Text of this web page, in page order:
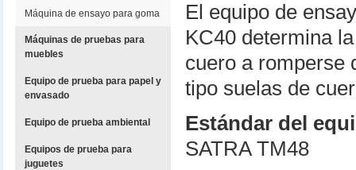
Máquina de ensayo para goma
Máquinas de pruebas para
muebles
Equipo de prueba para papel y
envasado
Equipo de prueba ambiental
Equipos de prueba para
juguetes
El equipo de
KC40 determina
cuero a romperse
tipo suelas de
Estándar del
SATRA TM48